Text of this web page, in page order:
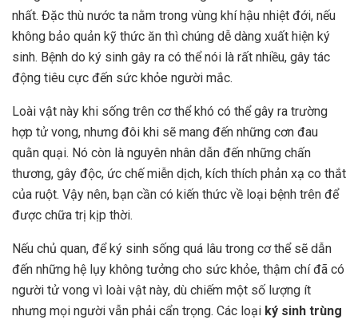
nhất. Đặc thù nước ta nằm trong vùng khí hậu nhiệt đới, nếu
không bảo quản kỹ thức ăn thì chúng dễ dàng xuất hiện ký
sinh. Bệnh do ký sinh gây ra có thể nói là rất nhiều, gây tác
động tiêu cực đến sức khỏe người mắc.
Loài vật này khi sống trên cơ thể khó có thể gây ra trường
hợp tử vong, nhưng đôi khi sẽ mang đến những cơn đau
quằn quại. Nó còn là nguyên nhân dẫn đến những chấn
thương, gây độc, ức chế miễn dịch, kích thích phản xạ co thắt
của ruột. Vậy nên, bạn cần có kiến thức về loại bệnh trên để
được chữa trị kịp thời.
Nếu chủ quan, để ký sinh sống quá lâu trong cơ thể sẽ dẫn
đến những hệ lụy không tưởng cho sức khỏe, thậm chí đã có
người tử vong vì loài vật này, dù chiếm một số lượng ít
nhưng mọi người vẫn phải cẩn trọng. Các loại ký sinh trùng